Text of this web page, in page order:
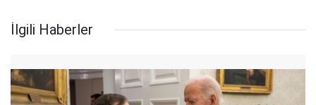
İlgili Haberler